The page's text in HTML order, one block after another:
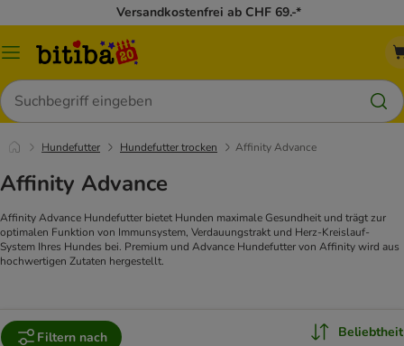
Versandkostenfrei ab CHF 69.-*
Menü
Suchen
Hundefutter Hundefutter trocken Affinity Advance
Affinity Advance
Affinity Advance Hundefutter bietet Hunden maximale Gesundheit und trägt zur
optimalen Funktion von Immunsystem, Verdauungstrakt und Herz-Kreislauf-
System Ihres Hundes bei. Premium und Advance Hundefutter von Affinity wird aus
hochwertigen Zutaten hergestellt.
Filtern nach Beliebtheit